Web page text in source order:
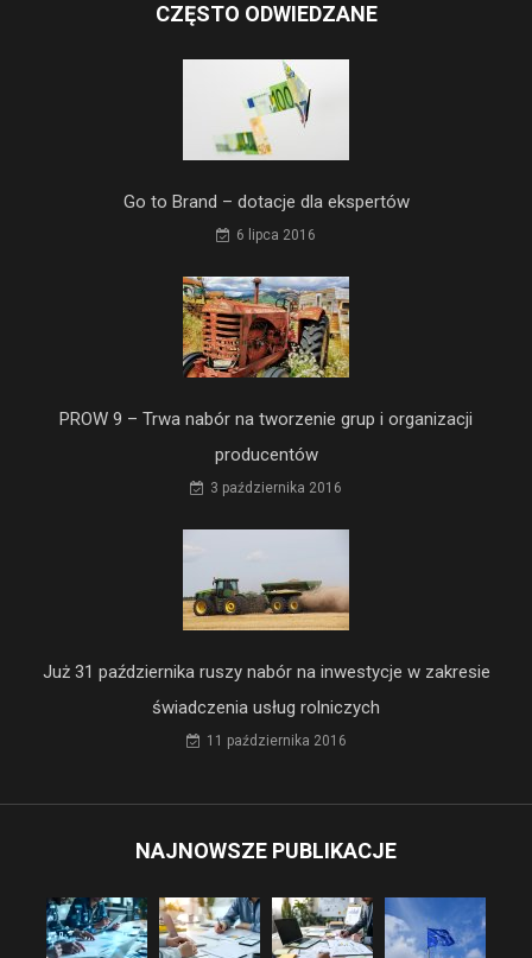
CZĘSTO ODWIEDZANE
Go to Brand – dotacje dla ekspertów
6 lipca 2016
PROW 9 – Trwa nabór na tworzenie grup i organizacji
producentów
3 października 2016
Już 31 października ruszy nabór na inwestycje w zakresie
świadczenia usług rolniczych
11 października 2016
NAJNOWSZE PUBLIKACJE